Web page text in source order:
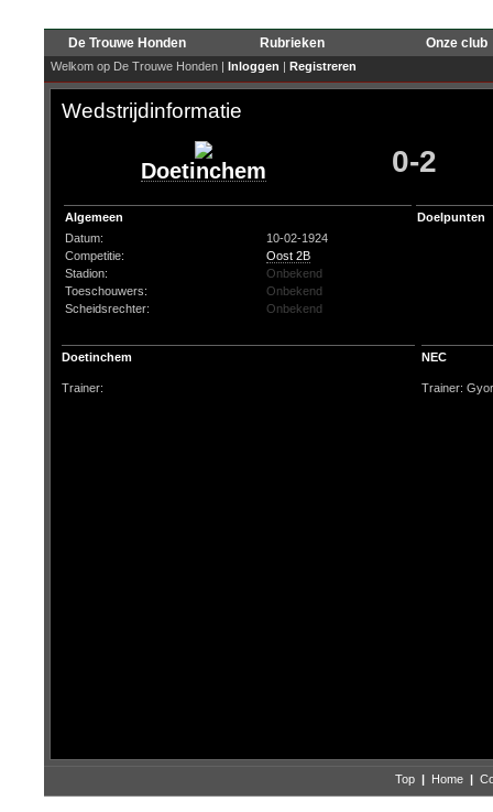
De Trouwe Honden Rubrieken Onze club
Welkom op De Trouwe Honden | Inloggen | Registreren
Wedstrijdinformatie
Doetinchem 0-2
Algemeen
Datum:
10-02-1924
Competitie:
Oost 2B
Stadion:
Onbekend
Toeschouwers:
Onbekend
Scheidsrechter:
Onbekend
Doelpunten
Doetinchem NEC
Trainer: Trainer:
Top | Home |